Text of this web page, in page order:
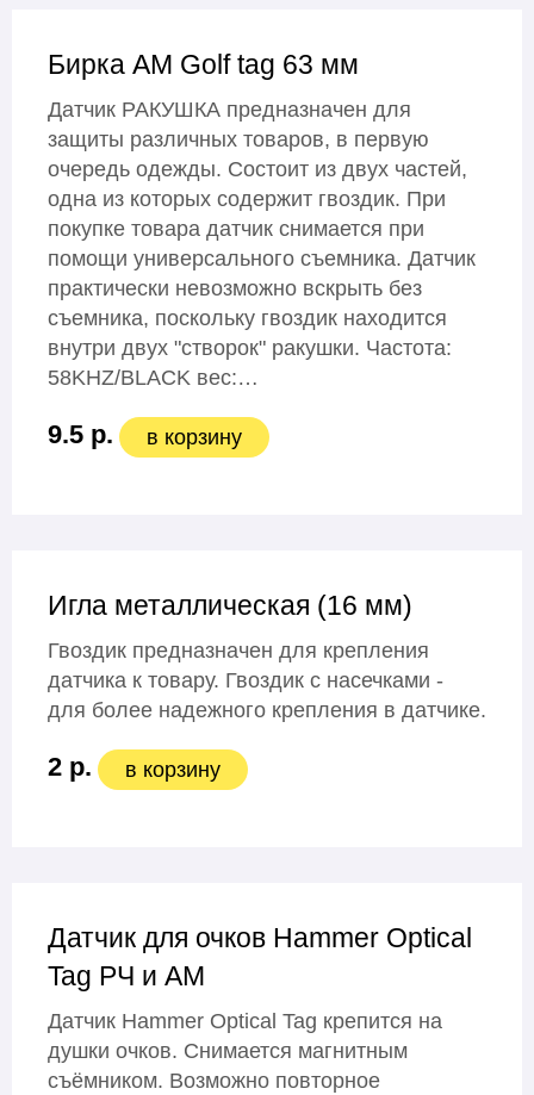
Бирка AM Golf tag 63 мм
Датчик РАКУШКА предназначен для
защиты различных товаров, в первую
очередь одежды. Состоит из двух частей,
одна из которых содержит гвоздик. При
покупке товара датчик снимается при
помощи универсального съемника. Датчик
практически невозможно вскрыть без
съемника, поскольку гвоздик находится
внутри двух "створок" ракушки. Частота:
58KHZ/BLACK вес:…
9.5 р. в корзину
Игла металлическая (16 мм)
Гвоздик предназначен для крепления
датчика к товару. Гвоздик с насечками -
для более надежного крепления в датчике.
2 р. в корзину
Датчик для очков Hammer Optical
Tag РЧ и АМ
Датчик Hammer Optical Tag крепится на
душки очков. Снимается магнитным
съёмником. Возможно повторное